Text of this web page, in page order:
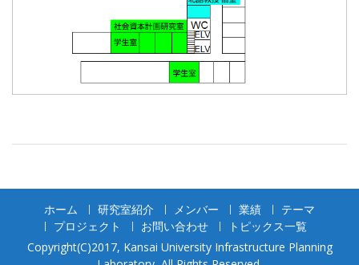
ホーム 研究室紹介 メンバー 業績
テーマ
プロジェクト
お問い合わせ
トピックス一覧
Copyright(C)2017, Kansai University Infrastructure Planning